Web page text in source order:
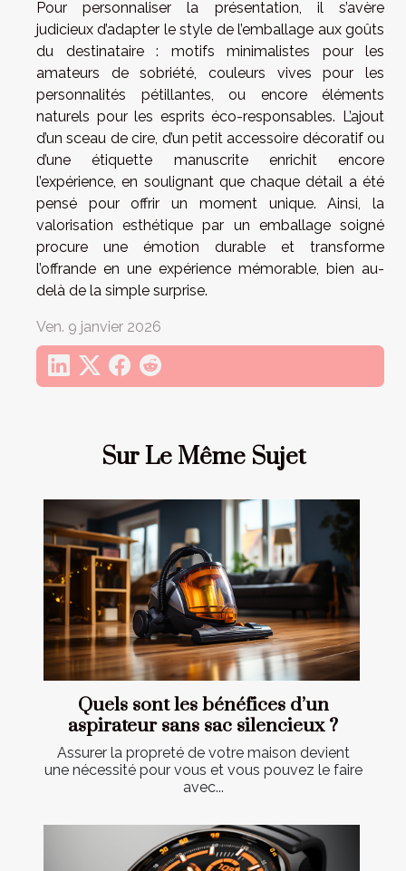
Sur Le Même Sujet
Quels sont les bénéfices d’un
aspirateur sans sac silencieux ?
Assurer la propreté de votre maison devient
une nécessité pour vous et vous pouvez le faire
avec...
Pour personnaliser la présentation, il s’avère
judicieux d’adapter le style de l’emballage aux goûts
du destinataire : motifs minimalistes pour les
amateurs de sobriété, couleurs vives pour les
personnalités pétillantes, ou encore éléments
naturels pour les esprits éco-responsables. L’ajout
d’un sceau de cire, d’un petit accessoire décoratif ou
d’une étiquette manuscrite enrichit encore
l’expérience, en soulignant que chaque détail a été
pensé pour offrir un moment unique. Ainsi, la
valorisation esthétique par un emballage soigné
procure une émotion durable et transforme
l’offrande en une expérience mémorable, bien au-
delà de la simple surprise.
Ven. 9 janvier 2026